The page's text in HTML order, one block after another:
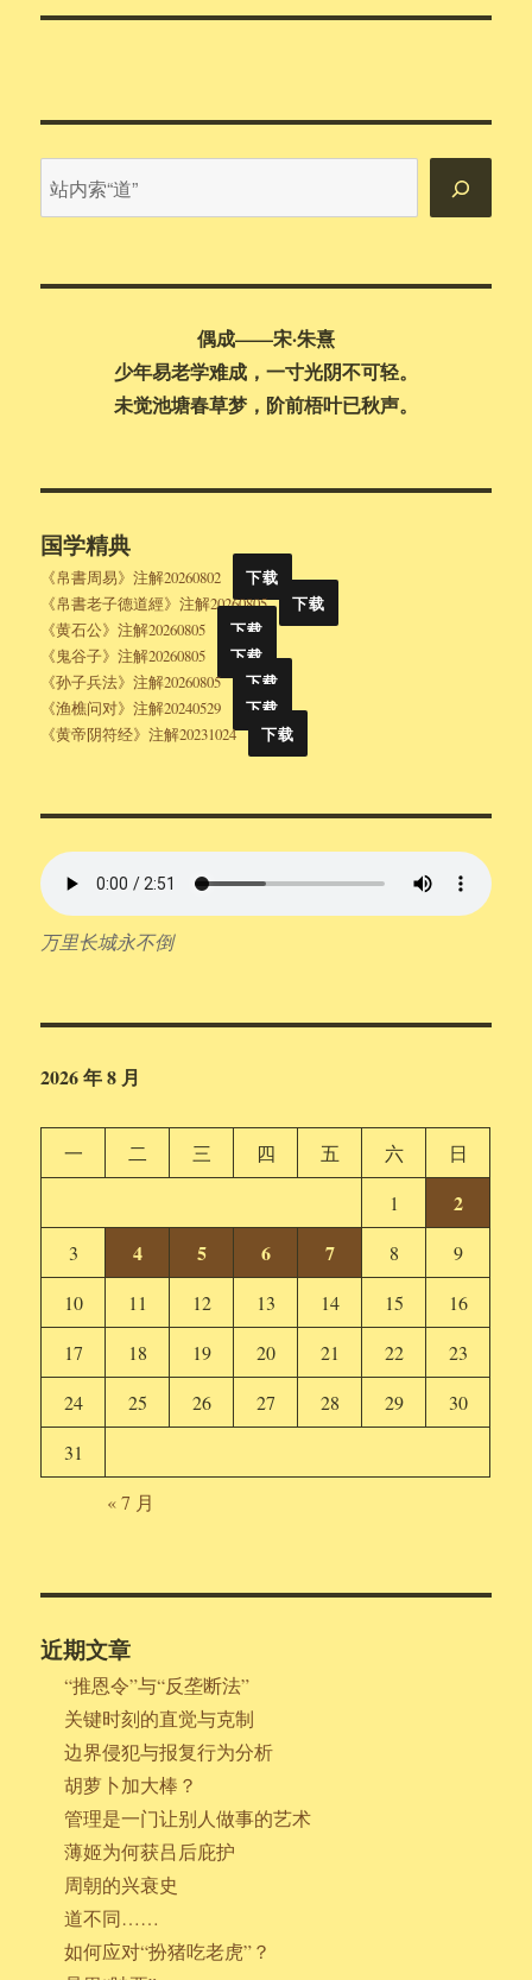
内
偶成——宋·朱熹
少年易老学难成，一寸光阴不可轻。
未觉池塘春草梦，阶前梧叶已秋声。
国学精典
《帛書周易》注解20260802
下载
《帛書老子德道經》注解20260805
下载
《黄石公》注解20260805
下载
《鬼谷子》注解20260805
下载
《孙子兵法》注解20260805
下载
《渔樵问对》注解20240529
下载
《黄帝阴符经》注解20231024
下载
万里长城永不倒
2026 年 8 月
一 二 三 四 五 六
日
1
2
3 4 5 6 7 8
9
10
11 12 13 14 15
16
17
18 19 20 21 22
23
24
25 26 27 28 29
30
31
« 7 月
近期文章
“推恩令”与“反垄断法”
关键时刻的直觉与克制
边界侵犯与报复行为分析
胡萝卜加大棒？
管理是一门让别人做事的艺术
薄姬为何获吕后庇护
周朝的兴衰史
道不同……
如何应对“扮猪吃老虎”？